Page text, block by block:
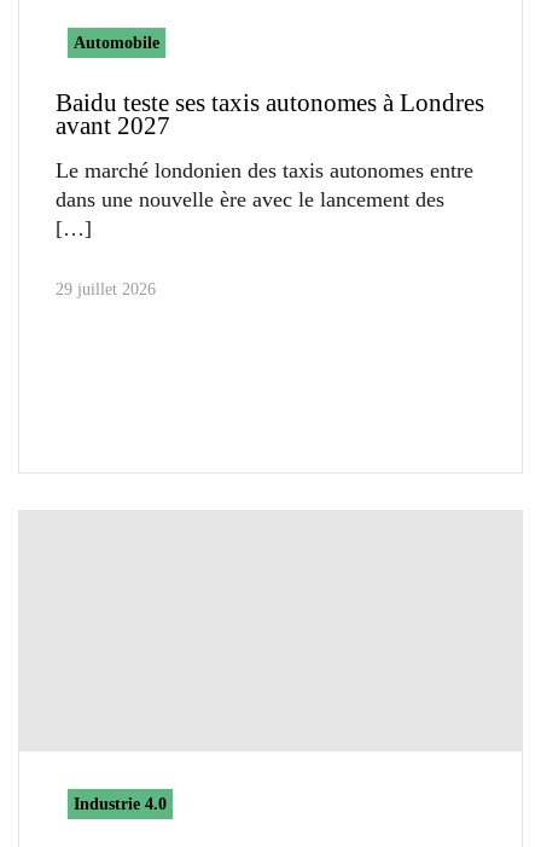
Automobile
Baidu teste ses taxis autonomes à Londres
avant 2027
Le marché londonien des taxis autonomes entre
dans une nouvelle ère avec le lancement des
29 juillet 2026
Industrie 4.0